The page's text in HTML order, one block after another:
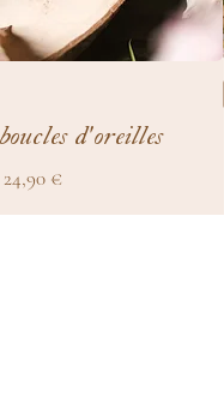
d'oreilles
Prix
24,90 €